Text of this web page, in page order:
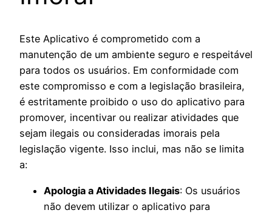
Este Aplicativo é comprometido com a
manutenção de um ambiente seguro e respeitável
para todos os usuários. Em conformidade com
este compromisso e com a legislação brasileira,
é estritamente proibido o uso do aplicativo para
promover, incentivar ou realizar atividades que
sejam ilegais ou consideradas imorais pela
legislação vigente. Isso inclui, mas não se limita
a:
Apologia a Atividades Ilegais: Os usuários
não devem utilizar o aplicativo para